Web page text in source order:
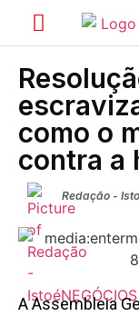
como o
contra a
Redação -
A Assembleia